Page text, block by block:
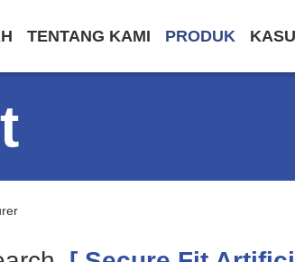
TENTANG KAMI PRODUK